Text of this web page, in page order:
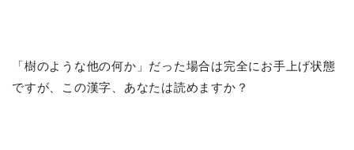
「樹のような他の何か」だった場合は完全にお手上げ状態
ですが、この漢字、あなたは読めますか？